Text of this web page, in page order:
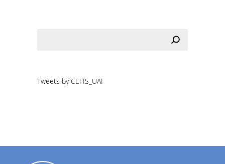
Tweets by CEFIS_UAI